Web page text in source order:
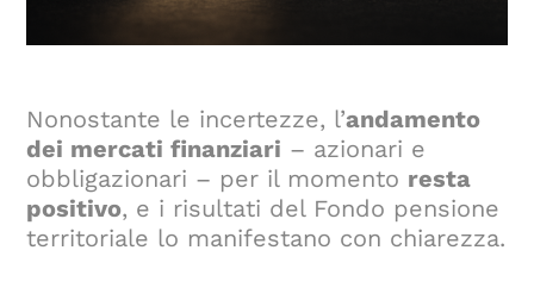
Nonostante le incertezze, l’andamento
dei mercati finanziari – azionari e
obbligazionari – per il momento resta
positivo, e i risultati del Fondo pensione
territoriale lo manifestano con chiarezza.